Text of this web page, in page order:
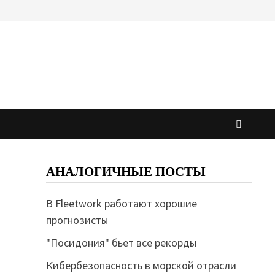
АНАЛОГИЧНЫЕ ПОСТЫ
В Fleetwork работают хорошие
прогнозисты
"Посидония" бьет все рекорды
Кибербезопасность в морской отрасли